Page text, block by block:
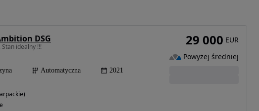
DSG
Stan idealny !!!
Automatyczna 2021
29 000 EUR
Powyżej średniej